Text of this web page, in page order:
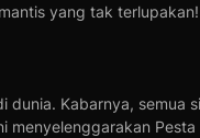
yang tak terlupakan!
Kabarnya, semua